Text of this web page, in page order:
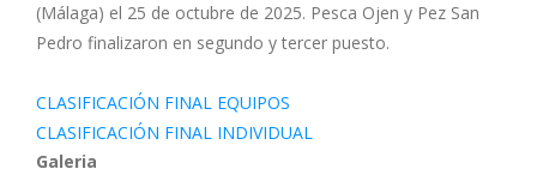
(Málaga) el 25 de octubre de 2025. Pesca Ojen y Pez San
Pedro finalizaron en segundo y tercer puesto.
CLASIFICACIÓN FINAL EQUIPOS
CLASIFICACIÓN FINAL INDIVIDUAL
Galeria